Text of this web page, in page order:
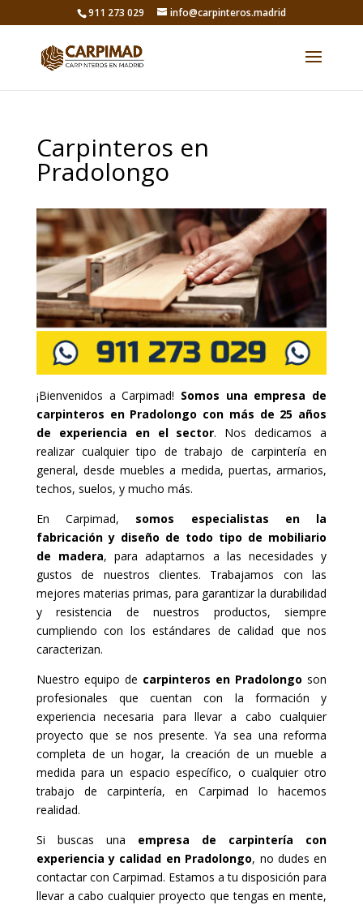
911 273 029 info@carpinteros.madrid
Carpinteros en
Pradolongo
¡Bienvenidos a Carpimad! Somos una empresa de
carpinteros en Pradolongo con más de 25 años
de experiencia en el sector. Nos dedicamos a
realizar cualquier tipo de trabajo de carpintería en
general, desde muebles a medida, puertas, armarios,
techos, suelos, y mucho más.
En Carpimad, somos especialistas en la
fabricación y diseño de todo tipo de mobiliario
de madera, para adaptarnos a las necesidades y
gustos de nuestros clientes. Trabajamos con las
mejores materias primas, para garantizar la durabilidad
y resistencia de nuestros productos, siempre
cumpliendo con los estándares de calidad que nos
caracterizan.
Nuestro equipo de carpinteros en Pradolongoson
profesionales que cuentan con la formación y
experiencia necesaria para llevar a cabo cualquier
proyecto que se nos presente. Ya sea una reforma
completa de un hogar, la creación de un mueble a
medida para un espacio específico, o cualquier otro
trabajo de carpintería, en Carpimad lo hacemos
realidad.
Si buscas una empresa de carpintería con
experiencia y calidad en Pradolongo, no dudes en
contactar con Carpimad. Estamos a tu disposición para
llevar a cabo cualquier proyecto que tengas en mente,